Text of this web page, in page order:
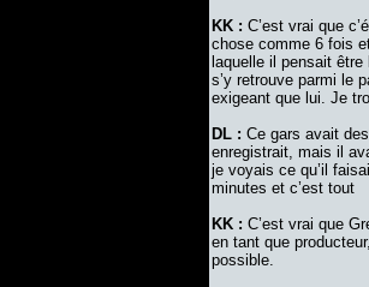
KK : C’est vrai que
chose comme 6 fois
laquelle il pensait
s’y retrouve parmi le
exigeant que lui. Je
DL : Ce gars avait
enregistrait, mais il
je voyais ce qu’il
minutes et c’est tout
KK : C’est vrai que
en tant que
possible.